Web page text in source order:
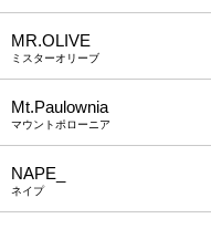
MR.OLIVE
ミスターオリーブ
Mt.Paulownia
マウントポローニア
NAPE_
ネイプ